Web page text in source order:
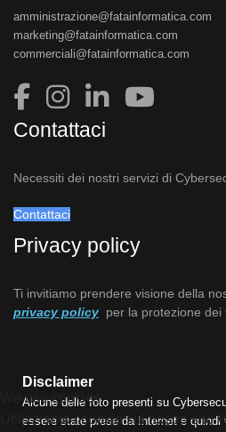
amministrazione@fatainformatica.com
marketing@fatainformatica.com
commerciali@fatainformatica.com
Contattaci
Necessiti dei nostri servizi di
Contattaci
Privacy policy
Ti invitiamo prendere visione della
privacy policy per la protezione dei
Disclaimer
Alcune delle foto presenti su
essere state prese da Internet e quindi
We use cookies
Utilizziamo i cookie sul nostro sito